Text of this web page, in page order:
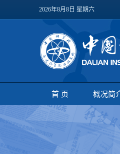
2026年8月8日 星期六
首 页 概况简